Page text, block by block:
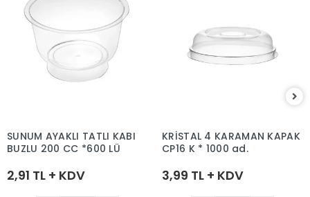
SUNUM AYAKLI TATLI KABI
BUZLU 200 CC *600 LÜ
2,91 TL + KDV
KRİSTAL 4 KARAMAN KAPAK
CP16 K * 1000 ad.
3,99 TL + KDV